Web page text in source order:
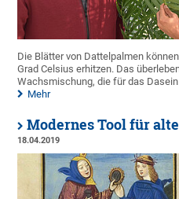
Die Blätter von Dattelpalmen
Grad Celsius erhitzen. Das
Wachsmischung, die für das
Mehr
Modernes Tool für
18.04.2019